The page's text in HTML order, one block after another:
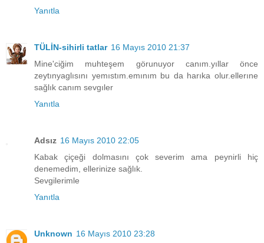
Yanıtla
TÜLİN-sihirli tatlar 16 Mayıs 2010 21:37
Mine'ciğim muhteşem görunuyor canım.yıllar önce
zeytınyaglısını yemıstım.emınım bu da harıka olur.ellerıne
sağlık canım sevgıler
Yanıtla
Adsız 16 Mayıs 2010 22:05
Kabak çiçeği dolmasını çok severim ama peynirli hiç
denemedim, ellerinize sağlık.
Sevgilerimle
Yanıtla
Unknown 16 Mayıs 2010 23:28